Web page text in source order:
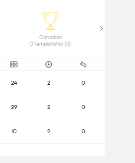
Canadian
Championship (3)
24 2 0
29 2 0
10 2 0